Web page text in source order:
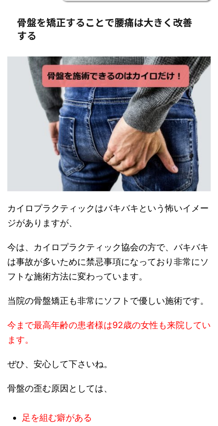
骨盤を矯正することで腰痛は大きく改善
する
カイロプラクティックはバキバキという怖いイメー
ジがありますが、
今は、カイロプラクティック協会の方で、バキバキ
は事故が多いために禁忌事項になっており非常にソ
フトな施術方法に変わっています。
当院の骨盤矯正も非常にソフトで優しい施術です。
今まで最高年齢の患者様は92歳の女性も来院してい
ます。
ぜひ、安心して下さいね。
骨盤の歪む原因としては、
足を組む癖がある